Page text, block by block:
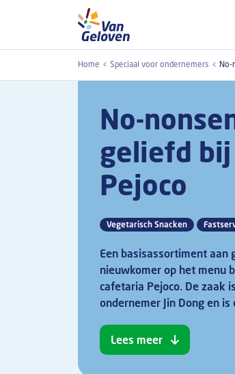
Overslaan en naar de inhoud gaan
Home Speciaal voor ondernemers No-
No-
geliefd
Pejoco
Vegetarisch Snacken
Een basisassortiment aan
nieuwkomer op het menu
cafetaria Pejoco. De zaak
ondernemer Jin Dong en
Lees meer